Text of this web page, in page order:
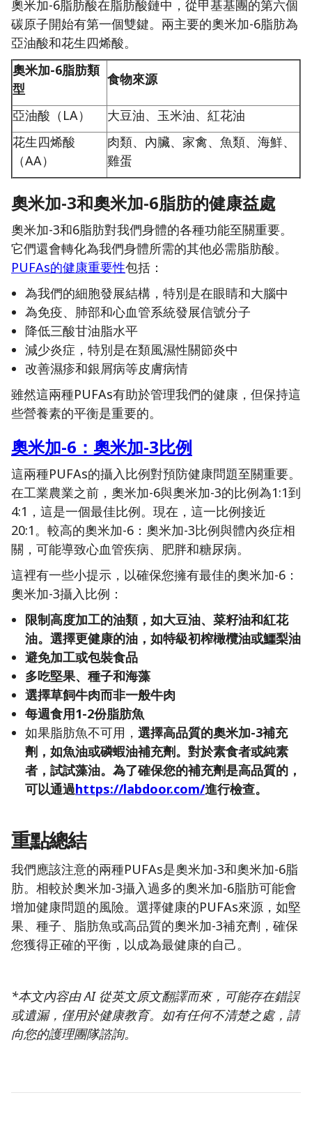
奧米加-6脂肪酸在脂肪酸鏈中，從甲基基團的第六個
碳原子開始有第一個雙鍵。兩主要的奧米加-6脂肪為
亞油酸和花生四烯酸。
奧米加-6脂肪類
型
食物來源
亞油酸（LA）
大豆油、玉米油、紅花油
花生四烯酸
（AA）
肉類、內臟、家禽、魚類、海鮮、
雞蛋
奧米加-3和奧米加-6脂肪的健康益處
奧米加-3和6脂肪對我們身體的各種功能至關重要。
它們還會轉化為我們身體所需的其他必需脂肪酸。
PUFAs的健康重要性包括：
為我們的細胞發展結構，特別是在眼睛和大腦中
為免疫、肺部和心血管系統發展信號分子
降低三酸甘油脂水平
減少炎症，特別是在類風濕性關節炎中
改善濕疹和銀屑病等皮膚病情
雖然這兩種PUFAs有助於管理我們的健康，但保持這
些營養素的平衡是重要的。
奧米加-6：奧米加-3比例
這兩種PUFAs的攝入比例對預防健康問題至關重要。
在工業農業之前，奧米加-6與奧米加-3的比例為1:1到
4:1，這是一個最佳比例。現在，這一比例接近
20:1。較高的奧米加-6：奧米加-3比例與體內炎症相
關，可能導致心血管疾病、肥胖和糖尿病。
這裡有一些小提示，以確保您擁有最佳的奧米加-6：
奧米加-3攝入比例：
限制高度加工的油類，如大豆油、菜籽油和紅花
油。選擇更健康的油，如特級初榨橄欖油或鱷梨油
避免加工或包裝食品
多吃堅果、種子和海藻
選擇草飼牛肉而非一般牛肉
每週食用1-2份脂肪魚
如果脂肪魚不可用， 選擇高品質的奧米加-3補充
劑，如魚油或磷蝦油補充劑。對於素食者或純素
者，試試藻油。為了確保您的補充劑是高品質的，
可以通過https://labdoor.com/進行檢查。
重點總結
我們應該注意的兩種PUFAs是奧米加-3和奧米加-6脂
肪。相較於奧米加-3攝入過多的奧米加-6脂肪可能會
增加健康問題的風險。選擇健康的PUFAs來源，如堅
果、種子、脂肪魚或高品質的奧米加-3補充劑，確保
您獲得正確的平衡，以成為最健康的自己。
*本文內容由 AI 從英文原文翻譯而來，可能存在錯誤
或遺漏，僅用於健康教育。如有任何不清楚之處，請
向您的護理團隊諮詢。